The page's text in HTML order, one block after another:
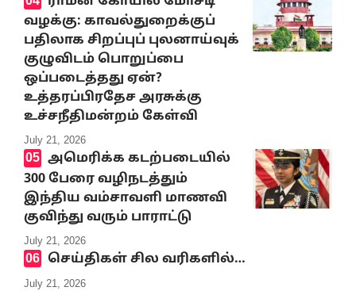
வழக்கு: காவல்துறைக்குப்
பதிலாக சிறப்புப் புலனாய்வுக்
குழுவிடம் பொறுப்பை
ஒப்படைத்தது ஏன்?
உத்தரப்பிரதேச அரசுக்கு
உச்சநீதிமன்றம் கேள்வி
July 21, 2026
அமெரிக்க கடற்படையில்
300 பேரை வழிநடத்தும்
இந்திய வம்சாவளி மாணவி
குவிந்து வரும் பாராட்டு
July 21, 2026
செய்திகள் சில வரிகளில்…
July 21, 2026